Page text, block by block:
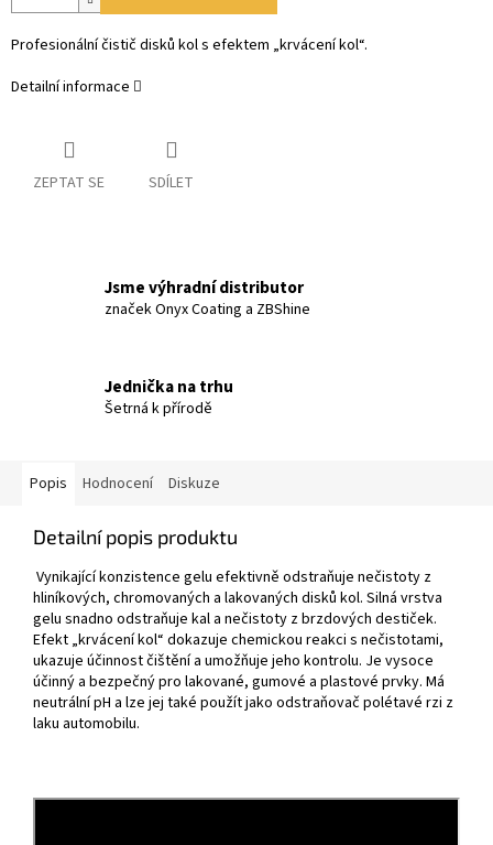
Profesionální čistič disků kol s efektem „krvácení kol“.
Detailní informace
ZEPTAT SE SDÍLET
Jsme výhradní distributor
značek Onyx Coating a ZBShine
Jednička na trhu
Šetrná k přírodě
Popis Hodnocení Diskuze
Detailní popis produktu
Vynikající konzistence gelu efektivně odstraňuje nečistoty z
hliníkových, chromovaných a lakovaných disků kol. Silná vrstva
gelu snadno odstraňuje kal a nečistoty z brzdových destiček.
Efekt „krvácení kol“ dokazuje chemickou reakci s nečistotami,
ukazuje účinnost čištění a umožňuje jeho kontrolu. Je vysoce
účinný a bezpečný pro lakované, gumové a plastové prvky. Má
neutrální pH a lze jej také použít jako odstraňovač polétavé rzi z
laku automobilu.